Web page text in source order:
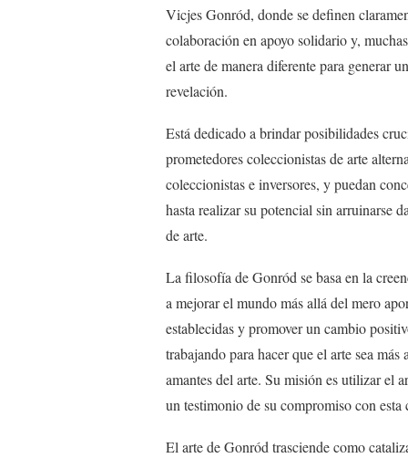
Vicjes Gonród, donde se definen
colaboración en apoyo solidario y,
el arte de manera diferente para generar
revelación.
Está dedicado a brindar posibilidades
prometedores coleccionistas de arte
coleccionistas e inversores, y puedan
hasta realizar su potencial sin arruinarse
de arte.
La filosofía de Gonród se basa en la
a mejorar el mundo más allá del mero
establecidas y promover un cambio
trabajando para hacer que el arte sea
amantes del arte. Su misión es utilizar el
un testimonio de su compromiso con esta
El arte de Gonród trasciende como